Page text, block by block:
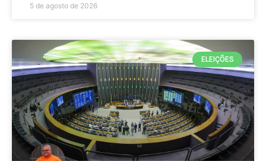
5 de agosto de 2026
ELEIÇÕES